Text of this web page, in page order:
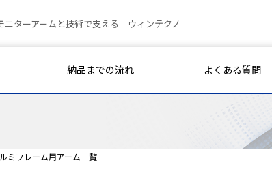
ニターアームと技術で支える ウィンテクノ
納品までの流れ よくある質問
ミフレーム用アーム一覧